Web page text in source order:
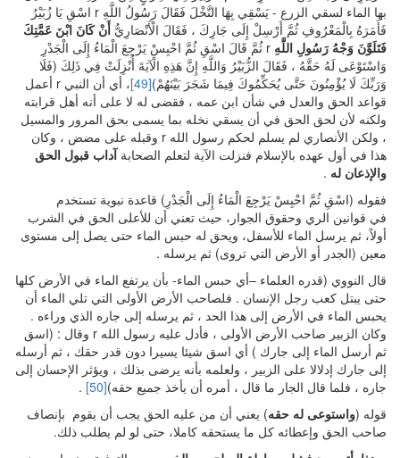
بها الماء لسقي الزرع - يَسْقِي بِهَا النَّخْلَ فَقَالَ رَسُولُ اللَّهِ r اسْقِ يَا زُبَيْرُ
فَأَمَرَهُ بِالْمَعْرُوفِ ثُمَّ أَرْسِلْ إِلَى جَارِكَ ، فَقَالَ الْأَنْصَارِيُّ أَنْ كَانَ ابْنَ عَمَّتِكَ
فَتَلَوَّنَ وَجْهُ رَسُولِ اللَّهِ
r ثُمَّ قَالَ اسْقِ ثُمَّ احْبِسْ يَرْجِعَ الْمَاءُ إِلَى الْجَدْرِ
وَاسْتَوْعَى لَهُ حَقَّهُ ، فَقَالَ الزُّبَيْرُ وَاللَّهِ إِنَّ هَذِهِ الْآيَةَ أُنْزِلَتْ فِي ذَلِكَ (فَلَا
وَرَبِّكَ لَا يُؤْمِنُونَ حَتَّى يُحَكِّمُوكَ فِيمَا شَجَرَ بَيْنَهُمْ)[49]
، أي أن النبي r أعمل
قواعد الحق والعدل في شأن ابن عمه ، فقضى له لا على أنه أهل قرابته
ولكنه لأن لحق الحق في أن يسقي نخله بما يسمى بحق المرور والمسيل
، ولكن الأنصاري لم يسلم لحكم رسول الله r وقبله على مضض ، وكان
هذا في أول عهده بالإسلام فنزلت الآية لتعلم الصحابةآداب قبول الحق
والإذعان له .
فقوله (اسْقِ ثُمَّ احْبِسْ يَرْجِعَ الْمَاءُ إِلَى الْجَدْرِ) قاعدة نبوية تستخدم
في قوانين الري وحقوق الجوار، حيث تعني أن للأعلى الحق في الشرب
أولاً، ثم يرسل الماء للأسفل، ويحق له حبس الماء حتى يصل إلى مستوى
معين (الجدر أو الأرض التي تروى) ثم يرسله .
قال النووي (قدره العلماء –أي حبس الماء- بأن يرتفع الماء في الأرض كلها
حتى يبتل كعب رجل الإنسان . فلصاحب الأرض الأولى التي تلي الماء أن
يحبس الماء في الأرض إلى هذا الحد ، ثم يرسله إلى جاره الذي وراءه .
وكان الزبير صاحب الأرض الأولى ، فأدل عليه رسول الله r وقال : (اسق
ثم أرسل الماء إلى جارك ) أي اسق شيئا يسيرا دون قدر حقك ، ثم أرسله
إلى جارك إدلالا على الزبير ، ولعلمه بأنه يرضى بذلك ، ويؤثر الإحسان إلى
جاره ، فلما قال الجار ما قال ، أمره أن يأخذ جميع حقه)[50]
.
قوله (واستوعى له حقه) يعني أن من عليه الحق يجب أن يقوم بإنصاف
صاحب الحق وإعطائه كل ما يستحقه كاملا، حتى لو لم يطلب ذلك.